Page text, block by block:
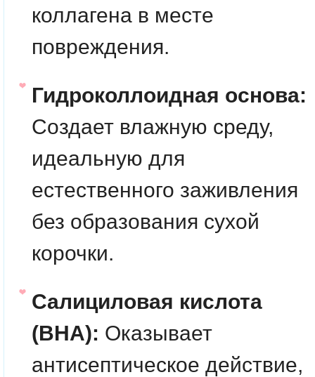
коллагена в месте
повреждения.
Гидроколлоидная основа:
Создает влажную среду,
идеальную для
естественного заживления
без образования сухой
корочки.
Салициловая кислота
(BHA): Оказывает
антисептическое действие,